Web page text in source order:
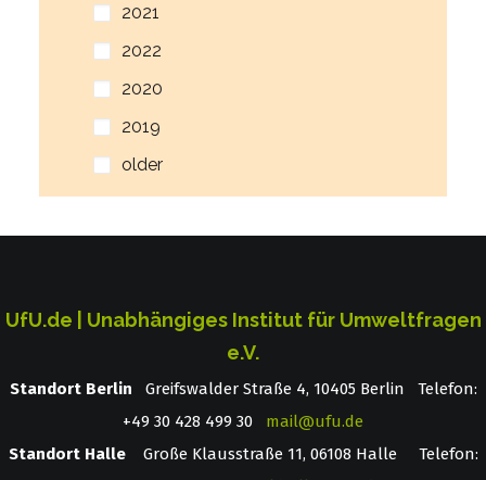
2021
2022
2020
2019
older
UfU.de | Unabhängiges Institut für Umweltfragen
e.V.
Standort Berlin ­ Greifswalder Straße 4, 10405 Berlin Telefon:
+49 30 428 499 30 mail@ufu.de
Standort HalleGroße Klausstraße 11, 06108 Halle Telefon: